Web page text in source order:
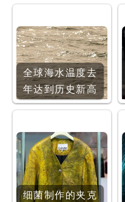
全球海水温度去
年达到历史新高
细菌制作的夹克